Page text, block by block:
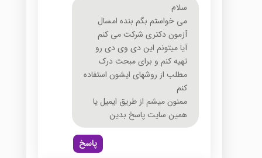
سلام
می خواستم بگم بنده امسال
آزمون دکتری شرکت می کنم
آیا میتونم این دی وی دی رو
تهیه کنم و برای مبحث درک
مطلب از روشهای ایشون استفاده
کنم
ممنون میشم از طریق ایمیل یا
همین سایت پاسخ بدین
پاسخ